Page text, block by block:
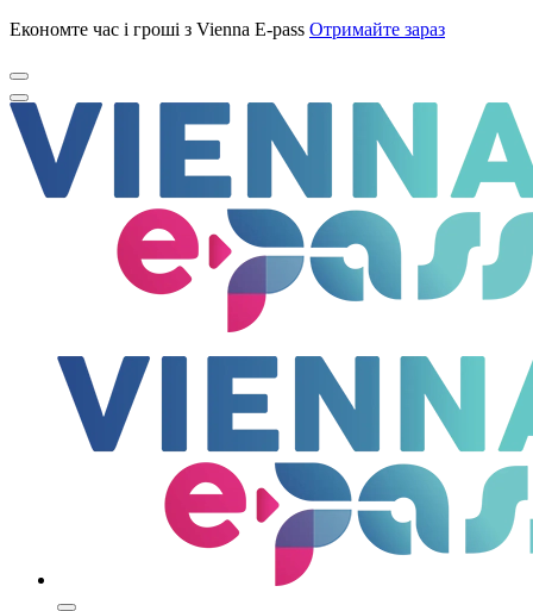
Економте час і гроші з Vienna E-pass Отримайте зараз